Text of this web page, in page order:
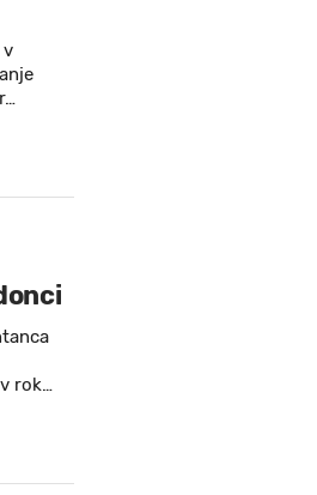
v
rok…